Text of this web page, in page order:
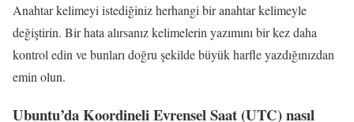
Anahtar kelimeyi istediğiniz herhangi bir anahtar kelimeyle
değiştirin. Bir hata alırsanız kelimelerin yazımını bir kez daha
kontrol edin ve bunları doğru şekilde büyük harfle yazdığınızdan
emin olun.
Ubuntu’da Koordineli Evrensel Saat (UTC) nasıl